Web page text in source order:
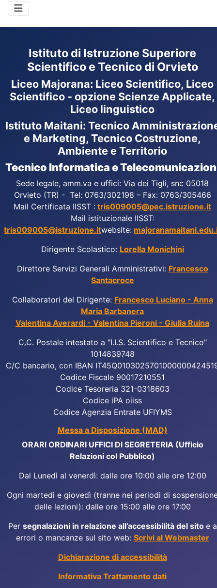
Istituto di Istruzione Superiore
Scientifico e Tecnico di Orvieto
Liceo Majorana: Liceo Scientifico, Liceo
Scientifico - opzione Scienze Applicate,
Liceo linguistico
Istituto Maitani: Tecnico
e Marketing, Tecnico Costruzione,
Ambiente e Territorio
Tecnico Informatica e
Sede legale, amm.va e uffici: Via dei Tigli, snc 05018
Orvieto (TR) - Tel: 0763/302198 – Fax: 0763/305466
Mail Certificata IISST : tris009005@pec.istruzione.it
Mail istituzionale IISST:
tris009005@istruzione.itwebsite:
Dirigente Scolastico: Lorella Monichini
Direttore Servizi Generali Amministrativi: Francesco
Santacroce
Collaboratori del Dirigente: Francesco Luciano - Anna
Maria Barbanera
Valentina Averardi - Valentina Pieroni - Giulia Ruina
C.C. Postale intestato a "I.I.S. Scientifico e Tecnico"
1014839748
C/C bancario, con IBAN
Codice Fiscale 90017210551
Codice Tesoreria 321-0318603
Codice iPA oiiss
Codice Agenzia Entrate UFIYMS
Messa a Disposizione (MAD)
ORARI ORDINARI UFFICI DI SEGRETERIA (Ufficio
Relazioni col Pubblico)
Dal Lunedì al venerdì: dalle ore 10:00 alle ore 12:00
Ogni martedì e giovedì (tranne nei periodi di
delle lezioni): dalle ore 15:00 alle ore 17:00
Per segnalazioni in relazione all’accessibilità del sito e a
errori o mancanze sul sito web: Scrivi al Webmaster
Dichiarazione di accessibilità
Informativa Trattamento dati